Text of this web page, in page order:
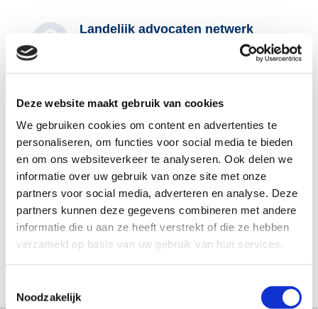
Deze website maakt gebruik van cookies
We gebruiken cookies om content en advertenties te
personaliseren, om functies voor social media te bieden
en om ons websiteverkeer te analyseren. Ook delen we
informatie over uw gebruik van onze site met onze
partners voor social media, adverteren en analyse. Deze
partners kunnen deze gegevens combineren met andere
informatie die u aan ze heeft verstrekt of die ze hebben
verzameld op basis van uw gebruik van hun services.
Noodzakelijk
 Landelijk advocaten netwerk
Met onze aangesloten strafrecht advocaten